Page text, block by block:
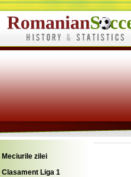
Meciurile zilei
Clasament Liga 1